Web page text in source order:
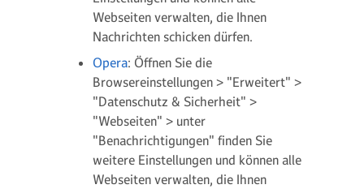
Webseiten verwalten, die Ihnen
Nachrichten schicken dürfen.
Opera: Öffnen Sie die
Browsereinstellungen > "Erweitert" >
"Datenschutz & Sicherheit" >
"Webseiten" > unter
"Benachrichtigungen" finden Sie
weitere Einstellungen und können alle
Webseiten verwalten, die Ihnen